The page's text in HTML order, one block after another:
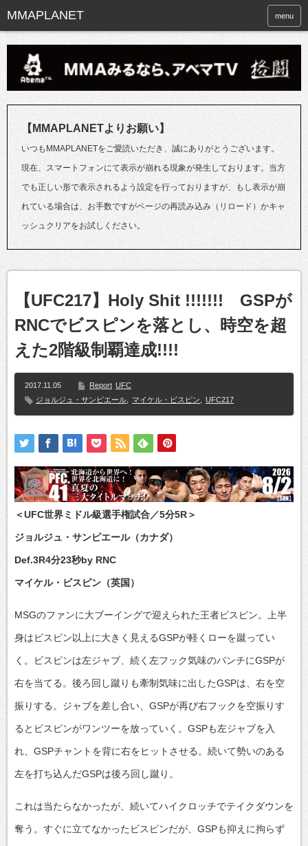
menu
【MMAPLANETよりお願い】
いつもMMAPLANETをご愛読いただき、誠にありがとうございます。
現在、スマートフォンにて表示が崩れる現象が発生しております。当方
でも正しい形で表示されるよう設定を行っておりますが、もし表示が崩
れている場合は、お手数ですがページの再読み込み（リロード）かキャ
ッシュクリアをお試しください。
【UFC217】Holy Shit !!!!!!! GSPが
RNCでビスピンを落とし、時空を超
えた2階級制覇達成!!!!
2017.11.05 Report UFC
ジョルジュ・サンピエール
マイケル・ビスピン UFC217
＜UFC世界ミドル級選手権試合／5分5R＞
ジョルジュ・サンピエール（カナダ）
Def.3R4分23秒by RNC
マイケル・ビスピン（英国）
MSGのファンに大ブーイングで迎えられた王者ビスピン。上半
身はビスピン以上に大きく見えるGSPが軽くローを蹴ってい
く。ビスピンは左ジャブ、続く左フック気味のパンチにGSPが
右を当てる。後ろ回し蹴りも牽制気味に出したGSPは、右を空
振りする。ジャブを差し合い、GSPが再び右フックを空振りす
るとビスピンがワンツーを放っていく。GSPも左ジャブを入
れ、GSPチャントを背に右をヒットさせる。続いて勢いのある
左を打ち込んだGSPは後ろ回し蹴り。
これは当たらなかったが、続いてハイクロッチでテイクダウンを
奪う。すぐに立てなかったビスピンだが、GSPも抑えに拘らず